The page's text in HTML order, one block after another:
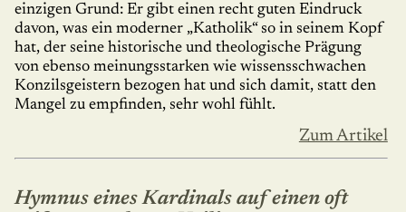
einzigen Grund: Er gibt einen recht guten Eindruck
davon, was ein moderner „Katholik“ so in seinem Kopf
hat, der seine historische und theologische Prägung
von ebenso meinungsstarken wie wissensschwachen
Konzilsgeistern bezo­gen hat und sich damit, statt den
Mangel zu empfinden, sehr wohl fühlt.
Zum Artikel
Hymnus eines Kardinals auf einen oft